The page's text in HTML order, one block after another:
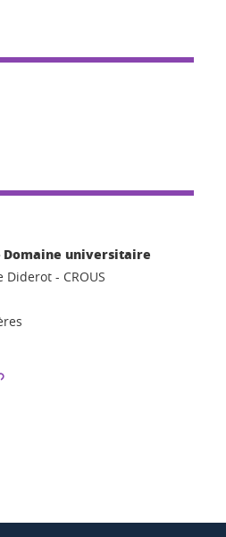
Domaine universitaire
- CROUS
Facebook
sur LinkedIn